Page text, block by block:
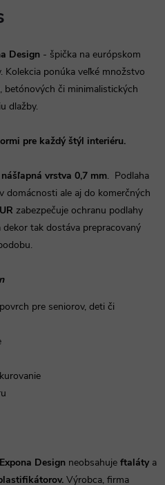
Design - špička na európskom
ponúka veľké množstvo
betónových či minimalistických
dlažby.
pre každý štýl interiéru.
nášľapná vrstva 0,7 mm. Podlaha
domácnosti ale aj do komerčných
zabezpečuje ochranu podlahy
tak dostáva prepracovaný
pre seniorov, deti či
Expona Design neobsahuje ftaláty a
Výrobca, firma